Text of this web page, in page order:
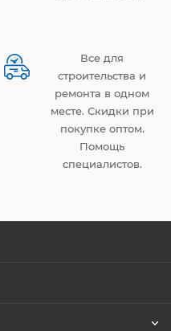
Все для
строительства и
ремонта в одном
месте. Скидки при
покупке оптом.
Помощь
специалистов.